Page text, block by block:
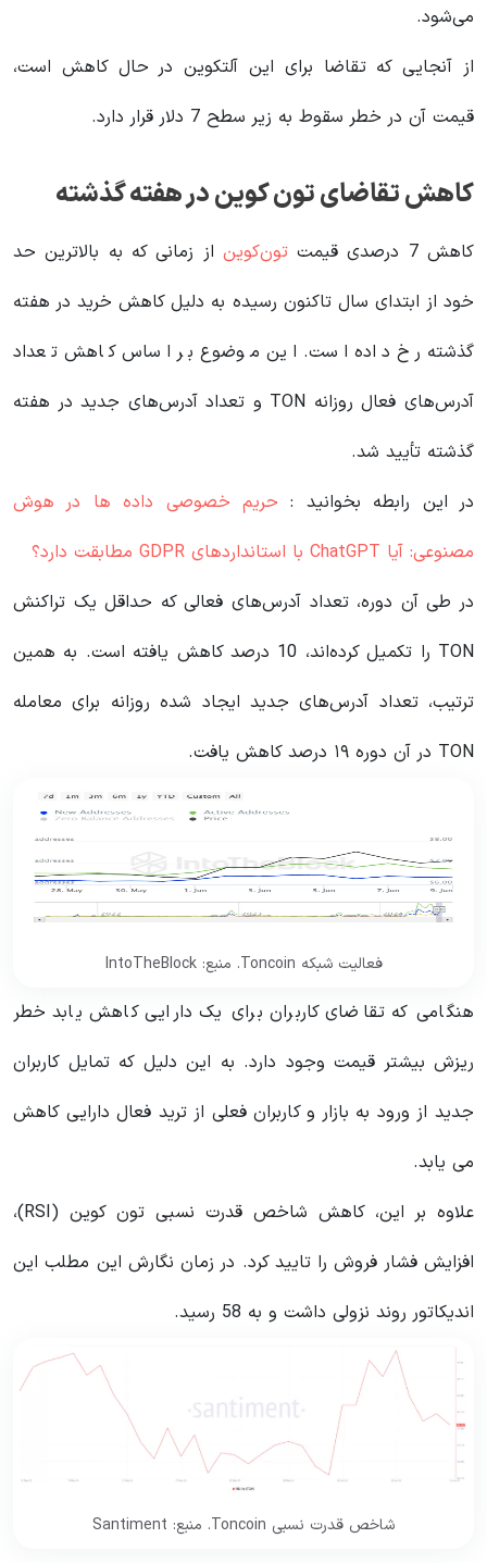
می‌شود.
از آنجایی که تقاضا برای این آلتکوین در حال کاهش است،
قیمت آن در خطر سقوط به زیر سطح 7 دلار قرار دارد.
کاهش تقاضای تون کوین در هفته گذشته
کاهش 7 درصدی قیمت تون‌کوین از زمانی که به بالاترین حد
خود از ابتدای سال تاکنون رسیده به دلیل کاهش خرید در هفته
گذشته رخ داده است. این موضوع بر اساس کاهش تعداد
آدرس‌های فعال روزانه TON و تعداد آدرس‌های جدید در هفته
گذشته تأیید شد.
در این رابطه بخوانید‌ : حریم خصوصی داده ها در هوش
مصنوعی: آیا ChatGPT با استانداردهای GDPR مطابقت دارد؟
در طی آن دوره، تعداد آدرس‌های فعالی که حداقل یک تراکنش
TON را تکمیل کرده‌اند، 10 درصد کاهش یافته است. به همین
ترتیب، تعداد آدرس‌های جدید ایجاد شده روزانه برای معامله
TON در آن دوره ۱۹ درصد کاهش یافت.
فعالیت شبکه Toncoin. منبع: IntoTheBlock
هنگامی که تقاضای کاربران برای یک دارایی کاهش یابد خطر
ریزش بیشتر قیمت وجود دارد. به این دلیل که تمایل کاربران
جدید از ورود به بازار و کاربران فعلی از ترید فعال دارایی‌ کاهش
می یابد.
علاوه بر این، کاهش شاخص قدرت نسبی تون کوین (RSI)،
افزایش فشار فروش را تایید کرد. در زمان نگارش این مطلب این
اندیکاتور روند نزولی داشت و به 58 رسید.
شاخص قدرت نسبی Toncoin. منبع: Santiment